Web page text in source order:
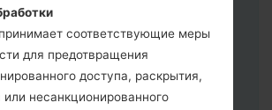
соответствующие меры
для предотвращения
доступа, раскрытия,
или несанкционированного